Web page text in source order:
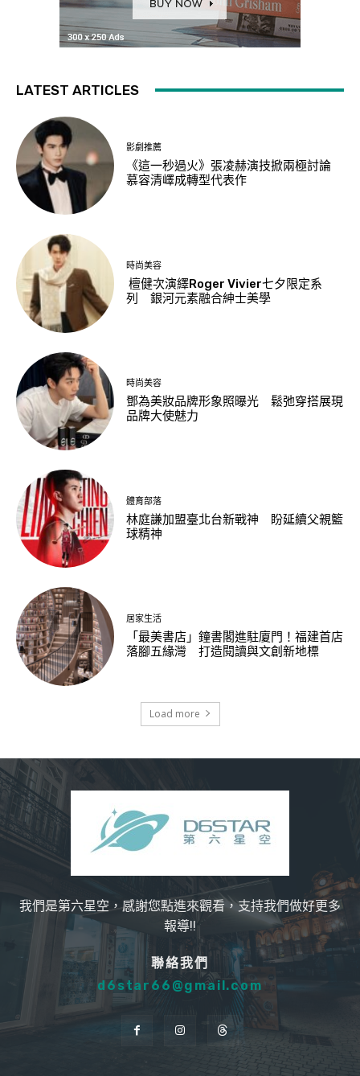
LATEST ARTICLES
影劇推薦
《這一秒過火》張凌赫演技掀兩極討論
慕容清嶧成轉型代表作
時尚美容
檀健次演繹Roger Vivier七夕限定系
列 銀河元素融合紳士美學
時尚美容
鄧為美妝品牌形象照曝光 鬆弛穿搭展現
品牌大使魅力
體育部落
林庭謙加盟臺北台新戰神 盼延續父親籃
球精神
居家生活
「最美書店」鐘書閣進駐廈門！福建首店
落腳五緣灣 打造閱讀與文創新地標
Load more
我們是第六星空，感謝您點進來觀看，支持我們做好更多
報導!!
聯絡我們
d6star66@gmail.com